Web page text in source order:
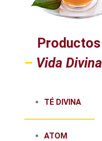
Productos
– Vida Divina
TÉ DIVINA
ATOM